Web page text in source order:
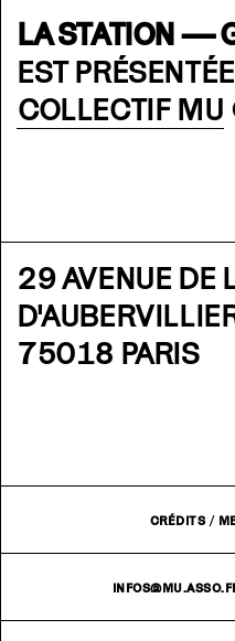
LA STATION —
EST
COLLECTIF MU
29 AVENUE DE
75018 PARIS
CRÉDITS /